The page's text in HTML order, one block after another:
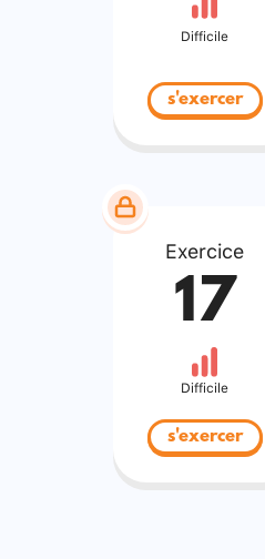
Difficile
s'exercer
Exercice
17
Difficile
s'exercer